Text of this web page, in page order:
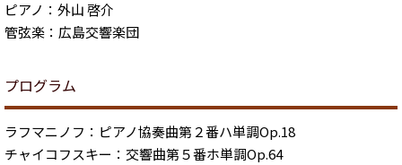
ピアノ：外山 啓介
管弦楽：広島交響楽団
プログラム
ラフマニノフ：ピアノ協奏曲第２番ハ単調Op.18
チャイコフスキー：交響曲第５番ホ単調Op.64